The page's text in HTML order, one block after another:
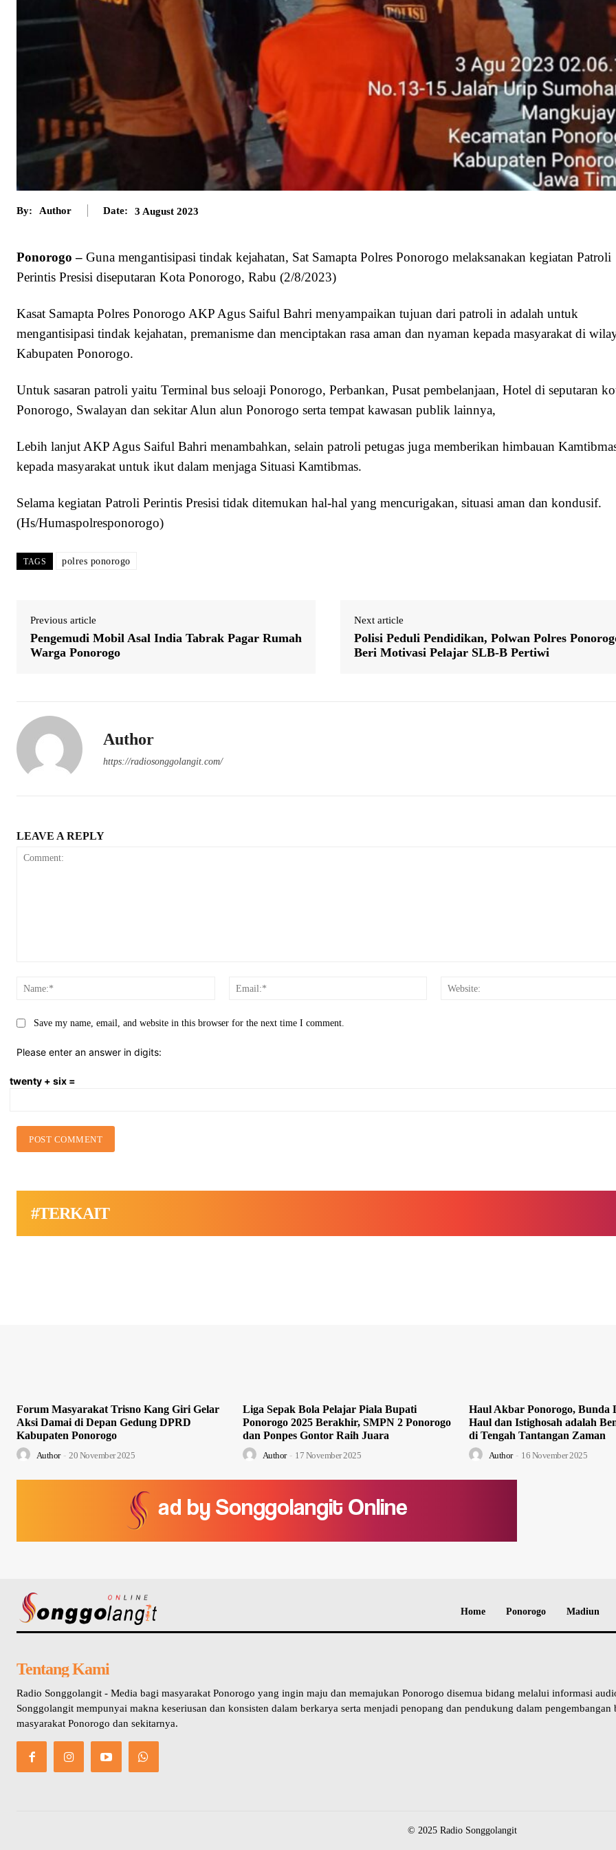
By: Author Date: 3 August 2023
Ponorogo – Guna mengantisipasi tindak kejahatan, Sat Samapta Polres Ponorogo melaksanakan kegiatan Patroli
Perintis Presisi diseputaran Kota Ponorogo, Rabu (2/8/2023)
Kasat Samapta Polres Ponorogo AKP Agus Saiful Bahri menyampaikan tujuan dari patroli in adalah untuk
mengantisipasi tindak kejahatan, premanisme dan menciptakan rasa aman dan nyaman kepada masyarakat di
Kabupaten Ponorogo.
Untuk sasaran patroli yaitu Terminal bus seloaji Ponorogo, Perbankan, Pusat pembelanjaan, Hotel di seputaran
Ponorogo, Swalayan dan sekitar Alun alun Ponorogo serta tempat kawasan publik lainnya,
Lebih lanjut AKP Agus Saiful Bahri menambahkan, selain patroli petugas juga memberikan himbauan
kepada masyarakat untuk ikut dalam menjaga Situasi Kamtibmas.
Selama kegiatan Patroli Perintis Presisi tidak ditemukan hal-hal yang mencurigakan, situasi aman dan kondusif.
(Hs/Humaspolresponorogo)
TAGS polres ponorogo
Previous article
Pengemudi Mobil Asal India Tabrak Pagar Rumah
Warga Ponorogo
Next article
Polisi Peduli Pendidikan, Polwan Polres
Beri Motivasi Pelajar SLB-B Pertiwi
Author
https://radiosonggolangit.com/
LEAVE A REPLY
Name:*
Email:*
Save my name, email, and website in this browser for the next time I comment.
Please enter an answer in digits:
twenty + six =
#TERKAIT
Forum Masyarakat Trisno Kang Giri Gelar
Aksi Damai di Depan Gedung DPRD
Kabupaten Ponorogo
Author - 20 November 2025
Liga Sepak Bola Pelajar Piala Bupati
Ponorogo 2025 Berakhir, SMPN 2 Ponorogo
dan Ponpes Gontor Raih Juara
Author - 17 November 2025
Haul Akbar Ponorogo, Bunda
Haul dan Istighosah adalah
di Tengah Tantangan Zaman
Author - 16 November 2025
Home Ponorogo Madiun
Tentang Kami
Radio Songgolangit - Media bagi masyarakat Ponorogo yang ingin maju dan memajukan Ponorogo disemua bidang melalui informasi
Songgolangit mempunyai makna keseriusan dan konsisten dalam berkarya serta menjadi penopang dan pendukung dalam pengembangan
masyarakat Ponorogo dan sekitarnya.
© 2025 Radio Songgolangit